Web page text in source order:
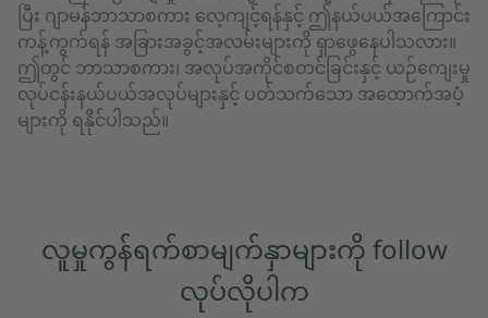
ပြီး ဂျာမန်ဘာသာစကား လေ့ကျင့်ရန်နှင့် ဤနယ်ပယ်အကြောင်း
ကန့်ကွက်ရန် အခြားအခွင့်အလမ်းများကို ရှာဖွေနေပါသလား။
ဤတွင် ဘာသာစကား၊ အလုပ်အကိုင်စတင်ခြင်းနှင့် ယဉ်ကျေးမှု
လုပ်ငန်းနယ်ပယ်အလုပ်များနှင့် ပတ်သက်သော အထောက်အပံ့
များကို ရနိုင်ပါသည်။
လူမှုကွန်ရက်စာမျက်နှာများကို follow
လုပ်လိုပါက